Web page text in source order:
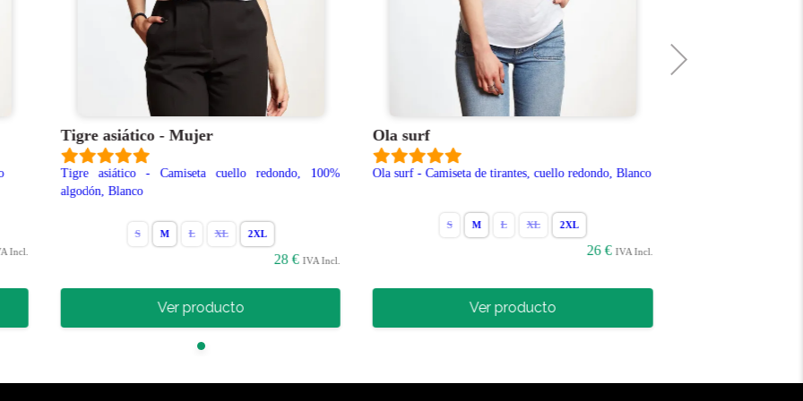
Incl.
Tigre asiático - Mujer
Tigre asiático - Camiseta cuello redondo, 100%
algodón, Blanco
S M L XL
2XL
28 € IVA Incl.
Ver producto
Ola surf
Ola surf - Camiseta de tirantes, cuello redondo, Blanco
S M L XL
2XL
26 € IVA Incl.
Ver producto